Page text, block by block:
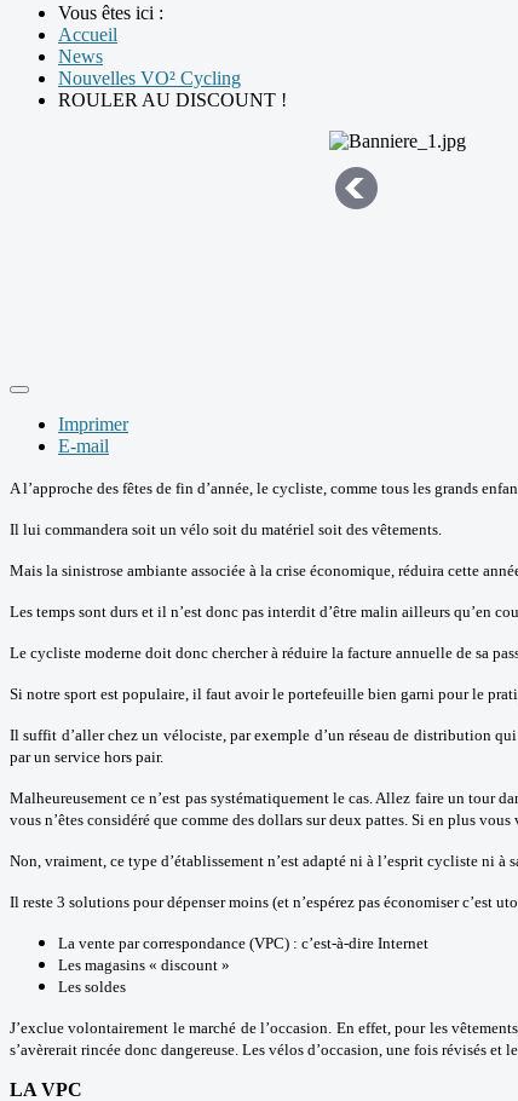
Vous êtes ici :
Accueil
News
Nouvelles VO² Cycling
ROULER AU DISCOUNT !
Imprimer
E-mail
A l’approche des fêtes de fin d’année, le cycliste, comme tous les grands
Il lui commandera soit un vélo soit du matériel soit des vêtements.
Mais la sinistrose ambiante associée à la crise économique, réduira cette
Les temps sont durs et il n’est donc pas interdit d’être malin ailleurs qu’en
Le cycliste moderne doit donc chercher à réduire la facture annuelle de sa
Si notre sport est populaire, il faut avoir le portefeuille bien garni pour le
Il suffit d’aller chez un vélociste, par exemple d’un réseau de distribution
par un service hors pair.
Malheureusement ce n’est pas systématiquement le cas. Allez faire un tour
vous n’êtes considéré que comme des dollars sur deux pattes. Si en plus
Non, vraiment, ce type d’établissement n’est adapté ni à l’esprit cycliste ni à
Il reste 3 solutions pour dépenser moins (et n’espérez pas économiser c’est
La vente par correspondance (VPC) : c’est-à-dire Internet
Les magasins « discount »
Les soldes
J’exclue volontairement le marché de l’occasion. En effet, pour les
s’avèrerait rincée donc dangereuse. Les vélos d’occasion, une fois révisés
LA VPC